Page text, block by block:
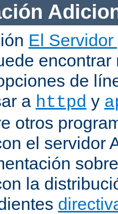
El
de
a httpd y
otros
el servidor
la